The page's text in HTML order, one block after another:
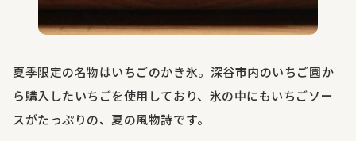
夏季限定の名物はいちごのかき氷。深谷市内のいちご園か
ら購入したいちごを使用しており、氷の中にもいちごソー
スがたっぷりの、夏の風物詩です。